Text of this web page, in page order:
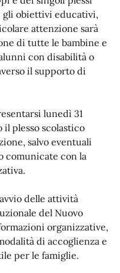
gli obiettivi educativi,
attenzione sarà
di tutte le bambine e
con disabilità o
il supporto di
lunedì 31
il plesso scolastico
salvo eventuali
comunicate con la
delle attività
del Nuovo
organizzative,
di accoglienza e
per le famiglie.